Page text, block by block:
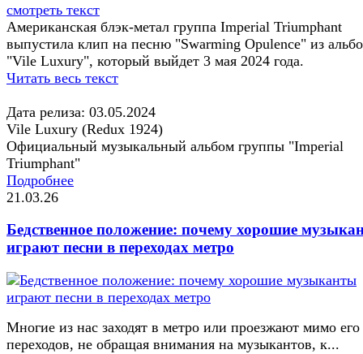
смотреть текст
Американская блэк-метал группа Imperial Triumphant
выпустила клип на песню "Swarming Opulence" из
"Vile Luxury", который выйдет 3 мая 2024 года.
Читать весь текст
Дата релиза: 03.05.2024
Vile Luxury (Redux 1924)
Официальный музыкальный альбом группы "Imperial
Triumphant"
Подробнее
21.03.26
Бедственное положение: почему хорошие
играют песни в переходах метро
Многие из нас заходят в метро или проезжают мимо его
переходов, не обращая внимания на музыкантов, к...